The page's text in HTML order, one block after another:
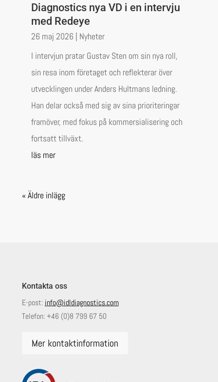
Diagnostics nya VD i en intervju
med Redeye
26 maj 2026| Nyheter
I intervjun pratar Gustav Sten om sin nya roll,
sin resa inom företaget och reflekterar över
utvecklingen under Anders Hultmans ledning.
Han delar också med sig av sina prioriteringar
framöver, med fokus på kommersialisering och
fortsatt tillväxt.
läs mer
« Äldre inlägg
Kontakta oss
E-post: info@idldiagnostics.com
Telefon:+46 (0)8 799 67 50
Mer kontaktinformation